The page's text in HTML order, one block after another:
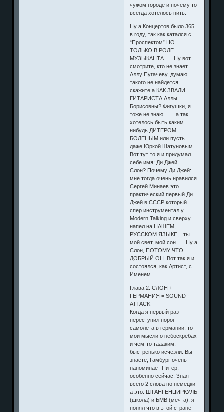
чужом городе и почему то
всегда хотелось пить.
Ну а Концертов было 365
в году, так как катался с
“Проспектом” НО
ТОЛЬКО В РОЛЕ
МУЗЫКАНТА….. Ну вот
смотрите, кто не знает
Аллу Пугачеву, думаю
такого не найдется,
скажите а КАК ЗВАЛИ
ГИТАРИСТА Аллы
Борисовны? Фигушки, я
тоже не знаю…… а так
хотелось быть каким
нибудь ДИТЕРОМ
БОЛЕНЫМ или пусть
даже Юркой Шатуновым.
Вот тут то я и придумал
себе имя: Ди Джей……
Слон? Почему Ди Джей:
мне тогда очень нравился
Сергей Минаев это
практический первый Ди
Джей в СССР который
спер инструментал у
Modern Talking и сверху
напел на НАШЕМ,
РУССКОМ ЯЗЫКЕ, ..ты
мой свет, мой сон …. Ну а
Слон, ПОТОМУ ЧТО
ДОБРЫЙ ОН. Вот так я и
состоялся, как Артист, с
Именем.
Глава 2. СЛОН +
ГЕРМАНИЯ = SOUND
ATTACK
Когда я первый раз
переступил порог
самолета в германии, то
мои мысли о небоскребах
и чем-то таааким,
быстренько исчезли. Вы
знаете, Гамбург очень
напоминает Питер,
особенно сейчас. Зная
всего 2 слова по немецки
а это: ШТАНГЕНЦИРКУЛЬ
(школа) и БМВ (мечта), я
понял что в этой стране